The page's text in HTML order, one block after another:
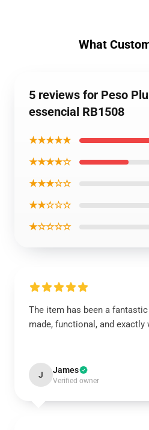
What
5 reviews for Peso
essencial RB1508
★★★★★
★★★★☆
★★★☆☆
★★☆☆☆
★☆☆☆☆
The item has been a fantastic
made, functional, and exactly
J James
Verified owner